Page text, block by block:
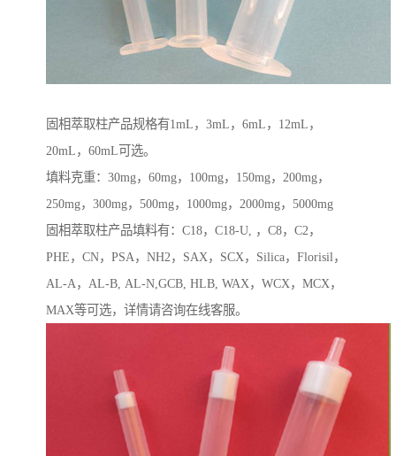
固相萃取柱产品规格有1mL，3mL，6mL，12mL，
20mL，60mL可选。
填料克重：30mg，60mg，100mg，150mg，200mg，
250mg，300mg，500mg，1000mg，2000mg，5000mg
固相萃取柱产品填料有：C18，C18-U, ，C8，C2，
PHE，CN，PSA，NH2，SAX，SCX，Silica，Florisil，
AL-A，AL-B, AL-N,GCB, HLB, WAX，WCX，MCX，
MAX等可选，详情请咨询在线客服。